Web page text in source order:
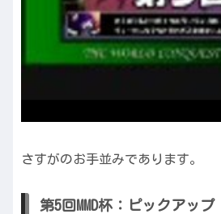
さすがのお手並みであります。
第5回MMD杯：ピックアップ